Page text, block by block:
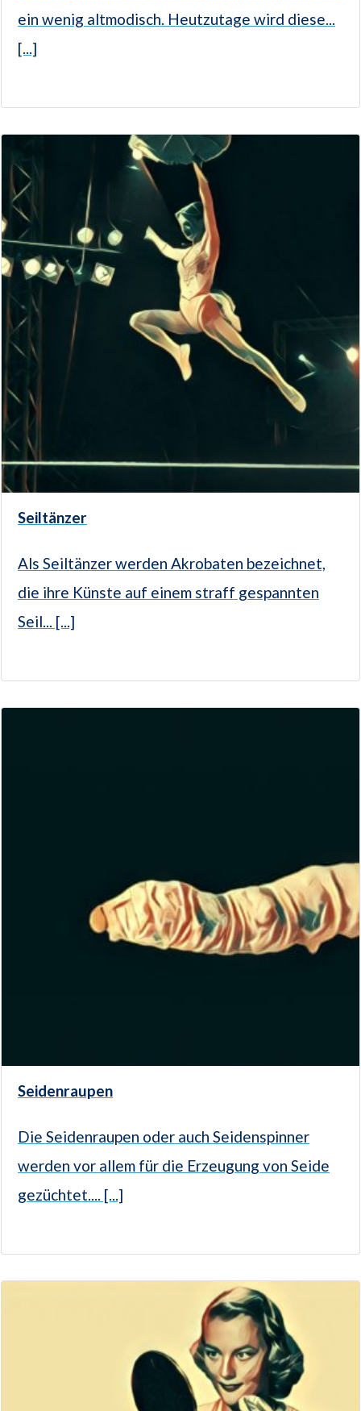
ein wenig altmodisch. Heutzutage wird diese...
[...]
Seiltänzer
Als Seiltänzer werden Akrobaten bezeichnet,
die ihre Künste auf einem straff gespannten
Seil... [...]
Seidenraupen
Die Seidenraupen oder auch Seidenspinner
werden vor allem für die Erzeugung von Seide
gezüchtet.... [...]